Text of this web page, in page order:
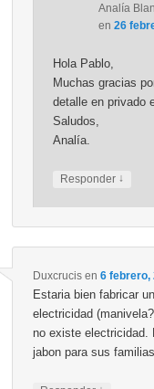
Analía
en 26
Hola Pablo,
Muchas gracias
detalle en privado
Saludos,
Analía.
Responder ↓
Duxcrucisen 6 febrero,
Estaria bien fabricar
electricidad
no existe electricidad.
jabon para sus familias.